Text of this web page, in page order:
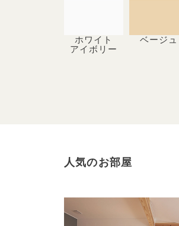
ホワイト
アイボリー
ベージュ
人気のお部屋